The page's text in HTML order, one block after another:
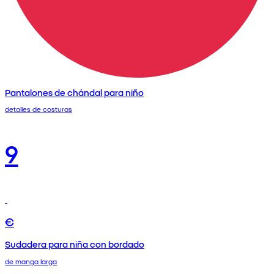
Pantalones de chándal para niño
detalles de costuras
9
€
Sudadera para niña con bordado
de manga larga